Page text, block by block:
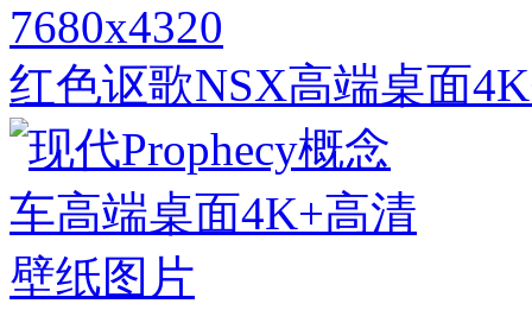
7680x4320
红色讴歌NSX高端桌面